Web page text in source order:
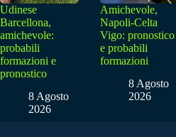
Udinese
Barcellona,
amichevole:
probabili
formazioni e
pronostico
8 Agosto
2026
Amichevole,
Napoli-Celta
Vigo: pronostico
e probabili
formazioni
8 Agosto
2026